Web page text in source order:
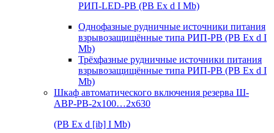
РИП-LED-РВ (РВ Ex d I Mb)
Однофазные рудничные источники питания
взрывозащищённые типа РИП-РВ (РВ Ex d I
Mb)
Трёхфазные рудничные источники питания
взрывозащищённые типа РИП-РВ (РВ Ex d I
Mb)
Шкаф автоматического включения резерва Ш-
АВР-РВ-2х100…2х630
(РВ Ex d [ib] I Mb)